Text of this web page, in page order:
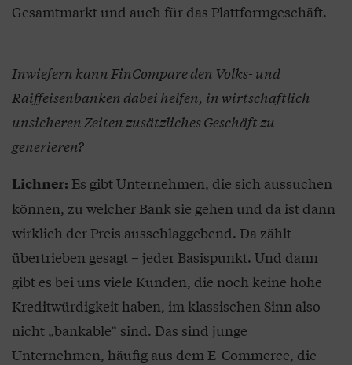
Gesamtmarkt und auch für das Plattformgeschäft.
Inwiefern kann FinCompare den Volks- und
Raiffeisenbanken dabei helfen, in wirtschaftlich
unsicheren Zeiten zusätzliches Geschäft zu
generieren?
Lichner: Es gibt Unternehmen, die sich aussuchen
können, zu welcher Bank sie gehen und da ist dann
wirklich der Preis ausschlaggebend. Da zählt –
übertrieben gesagt – jeder Basispunkt. Und dann
gibt es bei uns viele Kunden, die noch keine hohe
Kreditwürdigkeit haben, im klassischen Sinn also
nicht „bankable“ sind. Das sind junge
Unternehmen, häufig aus dem E-Commerce, die